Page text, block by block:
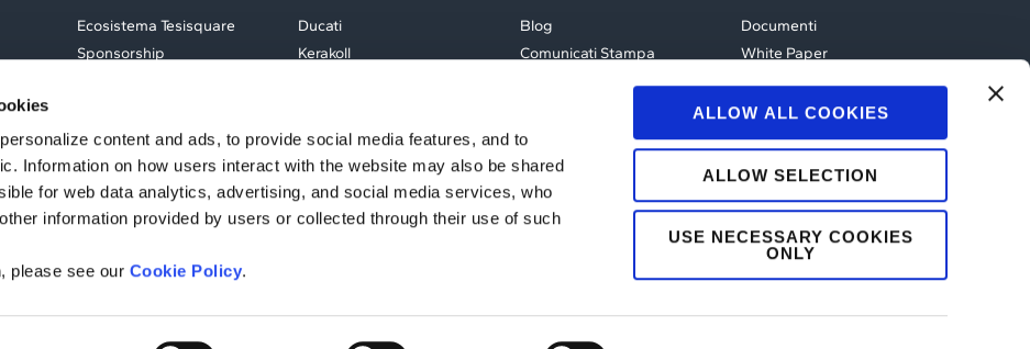
content and ads, to provide social media features, and to
Information on how users interact with the website may also be shared
for web data analytics, advertising, and social media services, who
information provided by users or collected through their use of such
please see our Cookie Policy.
ALLOW ALL COOKIES
ALLOW SELECTION
USE NECESSARY COOKIES
ONLY
Ecosistema Tesisquare
Sponsorship
Careers
Ducati
Kerakoll
Conad
Westwing
Tutti i Clienti
Blog
Comunicati Stampa
Documenti
White Paper